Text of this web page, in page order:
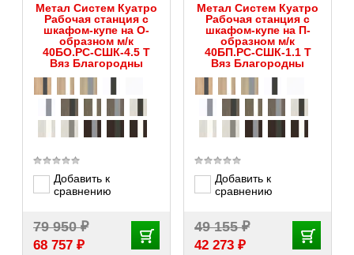
Метал Систем Куатро
Рабочая станция с
шкафом-купе на О-
образном м/к
40БО.РС-СШК-4.5 Т
Вяз Благородны
Добавить к
сравнению
79 950₽
68 757 ₽
Метал Систем Куатро
Рабочая станция с
шкафом-купе на П-
образном м/к
40БП.РС-СШК-1.1 Т
Вяз Благородны
Добавить к
сравнению
49 155₽
42 273 ₽